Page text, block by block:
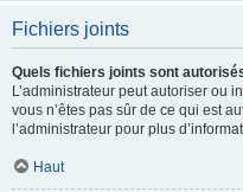
Fichiers joints
Quels fichiers joints sont
L’administrateur peut autoriser ou
vous n’êtes pas sûr de ce qui est
l’administrateur pour plus
Haut